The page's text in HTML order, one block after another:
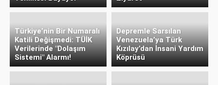
Türkiye’nin Bir Numaralı
Katili Değişmedi: TÜİK
Verilerinde "Dolaşım
Sistemi" Alarmı!
Depremle Sarsılan
Venezuela’ya Türk
Kızılay’dan İnsani Yardım
Köprüsü